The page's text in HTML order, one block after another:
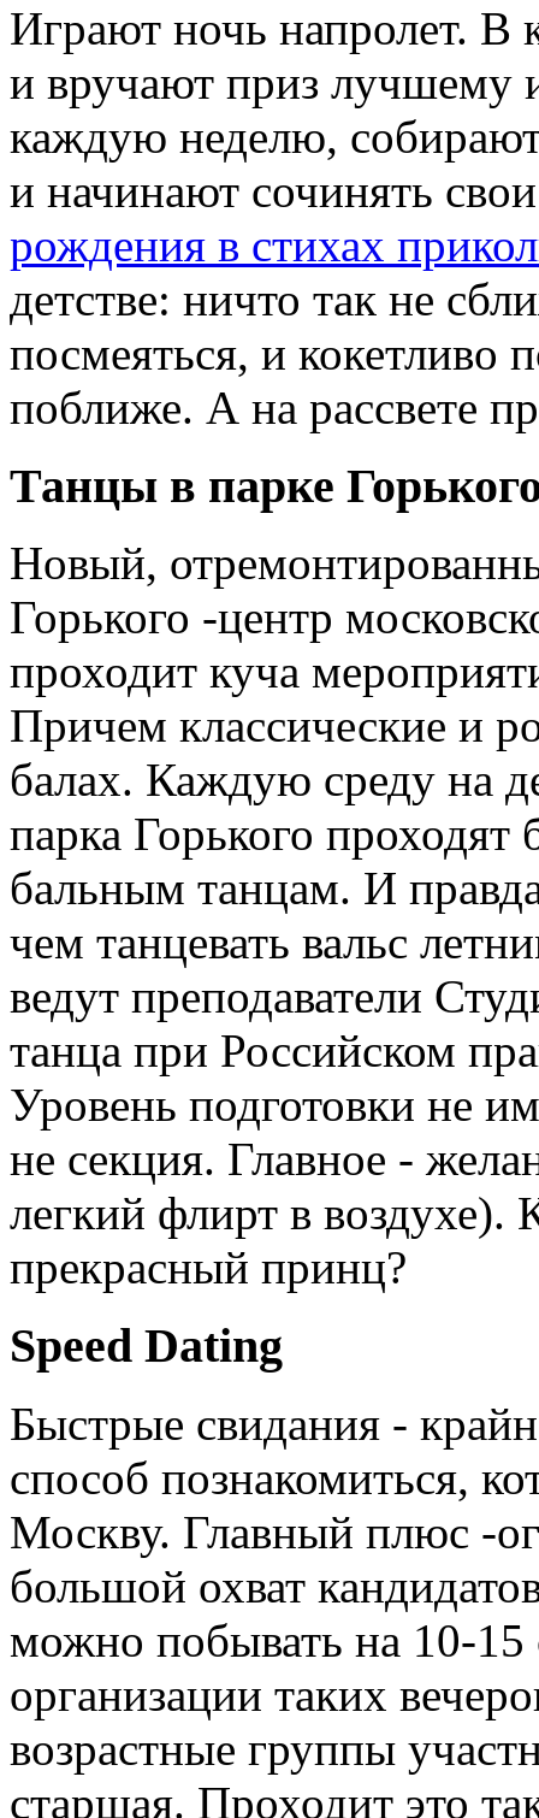
Играют ночь напролет. В
и вручают приз лучшему
каждую неделю,
и начинают сочинять
рождения в стихах
детстве: ничто так не
посмеяться, и кокетливо
поближе. А на рассвете
Танцы в парке
Новый,
Горького -центр
проходит куча
Причем классические и
балах. Каждую среду на
парка Горького проходят
бальным танцам. И
чем танцевать вальс
ведут преподаватели
танца при Российском
Уровень подготовки не
не секция. Главное -
легкий флирт в воздухе).
прекрасный принц?
Speed Dating
Быстрые свидания -
способ познакомиться,
Москву. Главный плюс -
большой охват
можно побывать на 10-
организации таких
возрастные группы
старшая. Проходит это